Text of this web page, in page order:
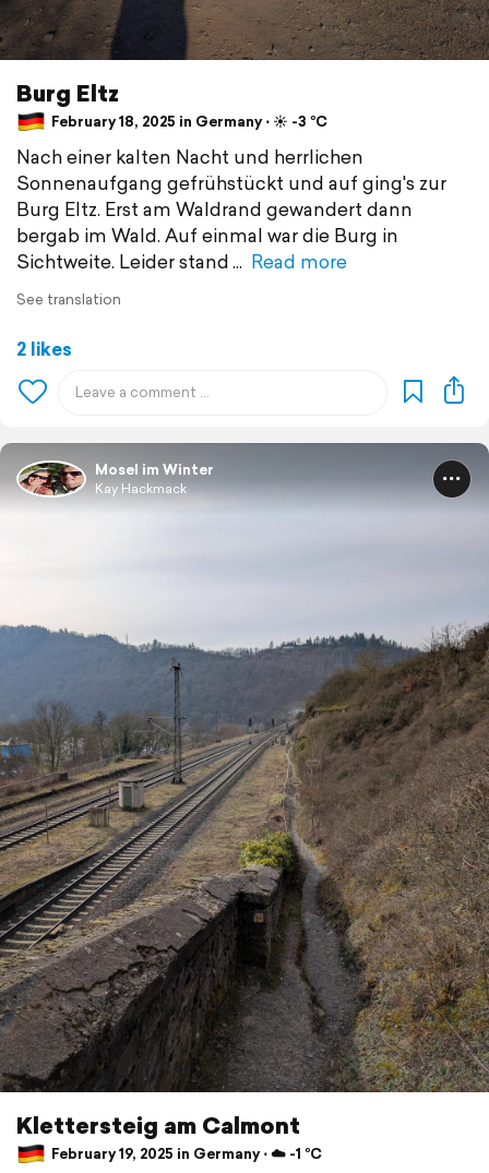
Burg Eltz
February 18, 2025 in Germany ⋅ ☀️ -3 °C
Nach einer kalten Nacht und herrlichen
Sonnenaufgang gefrühstückt und auf ging's zur
Burg Eltz. Erst am Waldrand gewandert dann
bergab im Wald. Auf einmal war die Burg in
Sichtweite. Leider stand
Read more
See translation
2 likes
Mosel im Winter
Kay Hackmack
Klettersteig am Calmont
February 19, 2025 in Germany ⋅ ☁️ -1 °C